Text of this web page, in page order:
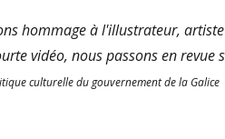
hommage à l'illustrateur,
vidéo, nous passons en revue
culturelle du gouvernement de la Galice